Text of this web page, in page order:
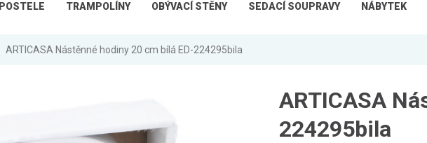
POSTELE TRAMPOLÍNY OBÝVACÍ STĚNY SEDACÍ SOUPRAVY NÁBYTEK
ARTICASA Nástěnné hodiny 20 cm bílá ED-224295bila
ARTICASA
224295bila